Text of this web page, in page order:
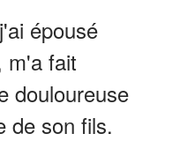
épousé
m'a fait
douloureuse
de son fils.